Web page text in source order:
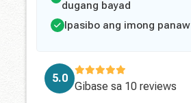
dugang bayad
Ipasibo ang imong panaw
5.0
Gibase sa 10 reviews